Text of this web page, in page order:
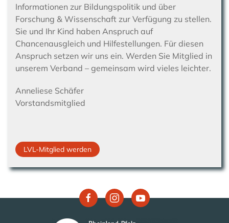
Informationen zur Bildungspolitik und über
Forschung & Wissenschaft zur Verfügung zu stellen.
Sie und Ihr Kind haben Anspruch auf
Chancenausgleich und Hilfestellungen. Für diesen
Anspruch setzen wir uns ein. Werden Sie Mitglied in
unserem Verband – gemeinsam wird vieles leichter.
Anneliese Schäfer
Vorstandsmitglied
LVL-Mitglied werden